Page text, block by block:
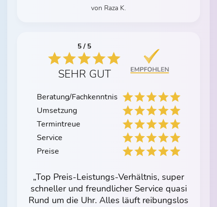
von Raza K.
5 / 5
SEHR GUT
Beratung/Fachkenntnis
Umsetzung
Termintreue
Service
Preise
„Top Preis-Leistungs-Verhältnis, super
schneller und freundlicher Service quasi
Rund um die Uhr. Alles läuft reibungslos